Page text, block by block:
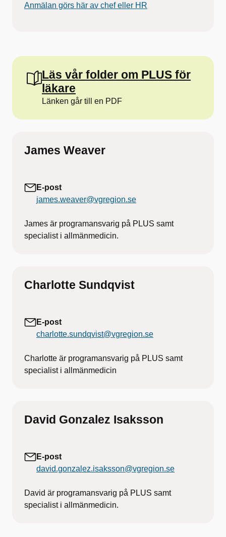
Anmälan görs här av chef eller HR
Läs vår folder om PLUS för
läkare
Länken går till en PDF
James Weaver
E-post
james.weaver@vgregion.se
James är programansvarig på PLUS samt
specialist i allmänmedicin.
Charlotte Sundqvist
E-post
charlotte.sundqvist@vgregion.se
Charlotte är programansvarig på PLUS samt
specialist i allmänmedicin
David Gonzalez Isaksson
E-post
david.gonzalez.isaksson@vgregion.se
David är programansvarig på PLUS samt
specialist i allmänmedicin.